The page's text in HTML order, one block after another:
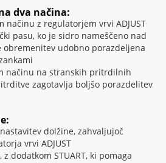
dva načina:
načinu z regulatorjem vrvi ADJUST
pasu, ko je sidro nameščeno nad
obremenitev udobno porazdeljena
načinu na stranskih pritrdilnih
zagotavlja boljšo porazdelitev
dolžine, zahvaljujoč
vrvi ADJUST
dodatkom STUART, ki pomaga